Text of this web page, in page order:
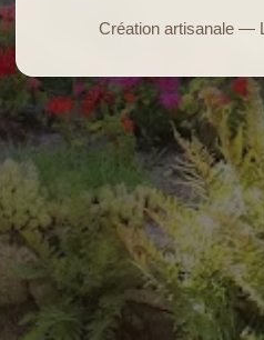
Création artisanale —